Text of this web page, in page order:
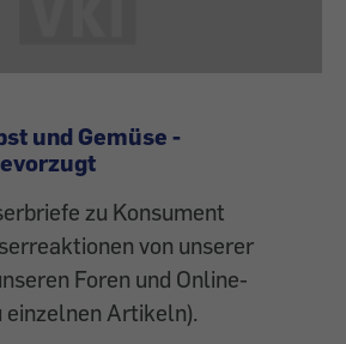
und Gemüse -
zu Konsument
von unserer
Foren und Online-
einzelnen Artikeln).